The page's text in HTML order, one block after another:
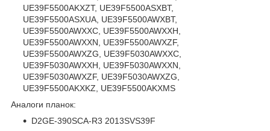
UE39F5500AKXZT, UE39F5500ASXBT,
UE39F5500ASXUA, UE39F5500AWXBT,
UE39F5500AWXXC, UE39F5500AWXXH,
UE39F5500AWXXN, UE39F5500AWXZF,
UE39F5500AWXZG, UE39F5030AWXXC,
UE39F5030AWXXH, UE39F5030AWXXN,
UE39F5030AWXZF, UE39F5030AWXZG,
UE39F5500AKXKZ, UE39F5500AKXMS
Аналоги планок:
D2GE-390SCA-R3 2013SVS39F